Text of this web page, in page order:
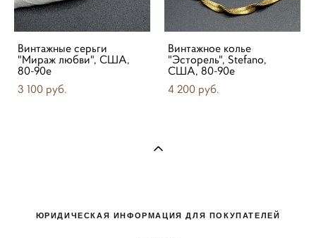
Винтажные серьги
"Мираж любви", США,
80-90е
3 100 pуб.
Винтажное колье
"Эсторель", Stefano,
США, 80-90е
4 200 pуб.
ЮРИДИЧЕСКАЯ ИНФОРМАЦИЯ ДЛЯ ПОКУПАТЕЛЕЙ